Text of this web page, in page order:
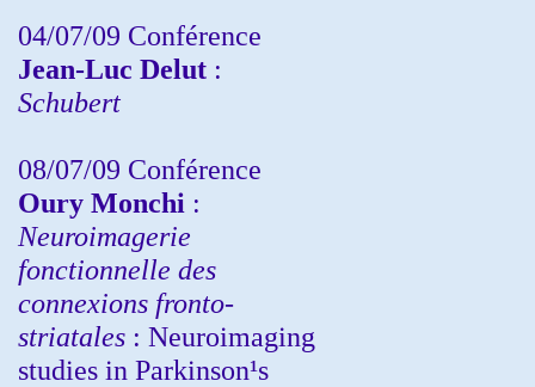
04/07/09 Conférence
Jean-Luc Delut :
Schubert
08/07/09 Conférence
Oury Monchi :
Neuroimagerie
fonctionnelle des
connexions fronto-
striatales : Neuroimaging
studies in Parkinson¹s